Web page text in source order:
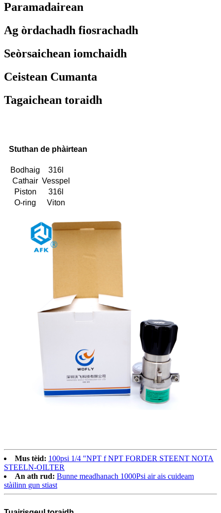
Paramadairean
Ag òrdachadh fiosrachadh
Seòrsaichean iomchaidh
Ceistean Cumanta
Tagaichean toraidh
Stuthan de phàirtean
Bodhaig
316l
Cathair Vesspel
Piston
316l
O-ring
Viton
Mus tèid: 100psi 1/4 "NPT f NPT FORDER STEENT NOTA
STEELN-OILTER
An ath rud: Bunne meadhanach 1000Psi air ais cuideam
stàilinn gun stiast